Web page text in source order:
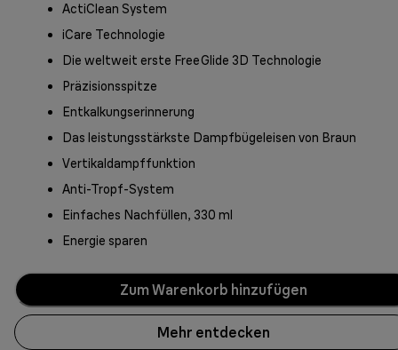
ActiClean System
iCare Technologie
Die weltweit erste FreeGlide 3D Technologie
Präzisionsspitze
Entkalkungserinnerung
Das leistungsstärkste Dampfbügeleisen von Braun
Vertikaldampffunktion
Anti-Tropf-System
Einfaches Nachfüllen, 330 ml
Energie sparen
Zum Warenkorb hinzufügen
Mehr entdecken